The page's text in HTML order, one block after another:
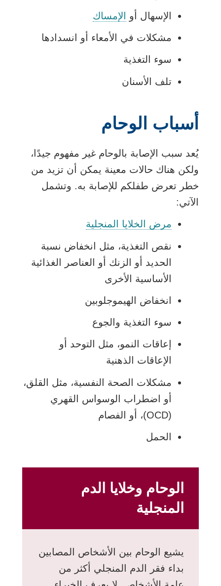
الإسهال أو الإمساك
مشكلات في الأمعاء أو انسدادها
سوء التغذية
تلف الأسنان
أسباب الوحام
يُعد سبب الإصابة بالوحام غير مفهوم جيدًا،
ولكن هناك حالات معينة يمكن أن تزيد من
خطر تعرض طفلكم للإصابة به. وتشمل
الآتي:
مرض الخلايا المنجلية
نقص التغذية، مثل انخفاض نسبة
الحديد أو الزنك أو العناصر الغذائية
الأساسية الأخرى
انخفاض الهيموجلوبين
سوء التغذية والجوع
إعاقات النمو، مثل التوحد أو
الإعاقات الذهنية
مشكلات الصحة النفسية، مثل القلق،
أو اضطراب الوسواس القهري
(OCD)، أو الفصام
الحمل
الوحام وخلايا الدم
المنجلية
يشيع الوحام بين الأشخاص المصابين
بداء فقر الدم المنجلي أكثر من